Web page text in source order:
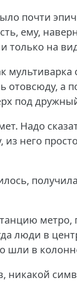
почти
ему,
только на
мультиварка
отовсюду, а
под
Надо
из него
метро,
люди в
шли в
никакой